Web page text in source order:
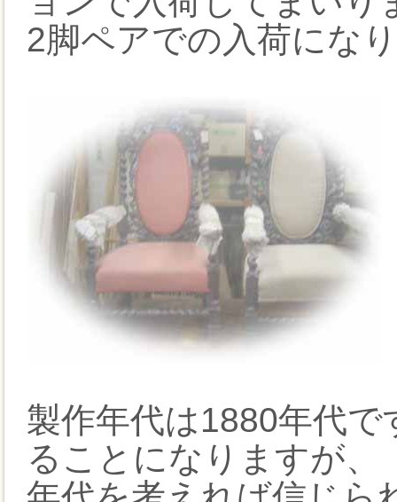
2脚ペアでの入荷にな
製作年代は1880年代
ることになりますが、